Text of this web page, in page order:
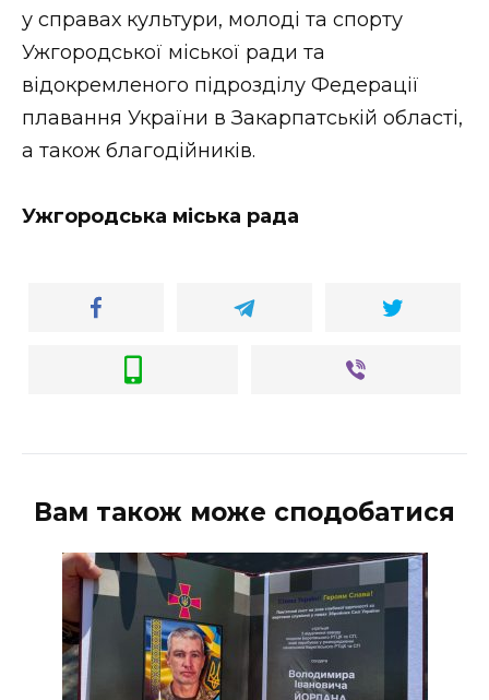
у справах культури, молоді та спорту
Ужгородської міської ради та
відокремленого підрозділу Федерації
плавання України в Закарпатській області,
а також благодійників.
Ужгородська міська рада
Вам також може сподобатися